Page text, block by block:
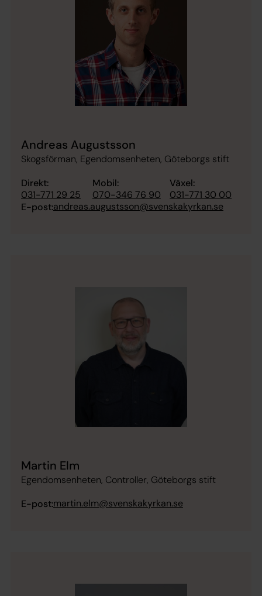
Andreas Augustsson
Skogsförman, Egendomsenheten, Göteborgs stift
Direkt:
031-771 29 25
Mobil:
070-346 76 90
Växel:
031-771 30 00
E-post:andreas.augustsson@svenskakyrkan.se
Martin Elm
Egendomsenheten, Controller, Göteborgs stift
E-post:martin.elm@svenskakyrkan.se